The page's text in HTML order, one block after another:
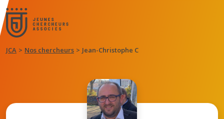
JCA Nos chercheurs Jean-Christophe C